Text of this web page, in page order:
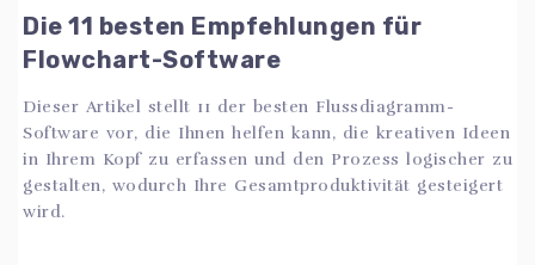
Die 11 besten Empfehlungen für
Flowchart-Software
Dieser Artikel stellt 11 der besten Flussdiagramm-
Software vor, die Ihnen helfen kann, die kreativen Ideen
in Ihrem Kopf zu erfassen und den Prozess logischer zu
gestalten, wodurch Ihre Gesamtproduktivität gesteigert
wird.